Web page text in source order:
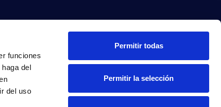
funciones
del
del uso
Permitir todas
Permitir la selección